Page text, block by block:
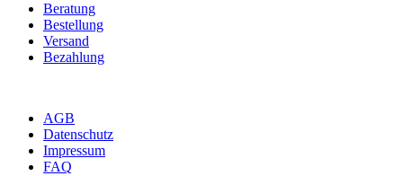
Beratung
Bestellung
Versand
Bezahlung
AGB
Datenschutz
Impressum
FAQ